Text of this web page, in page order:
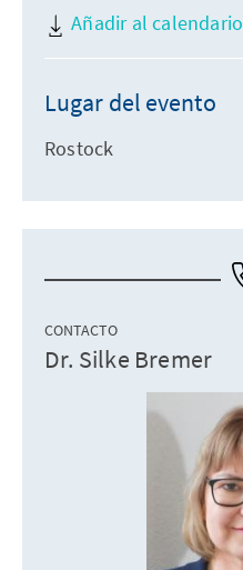
Añadir al calendario
Lugar del evento
Rostock
CONTACTO
Dr. Silke Bremer